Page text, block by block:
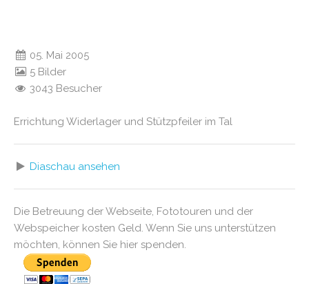
05. Mai 2005
5 Bilder
3043 Besucher
Errichtung Widerlager und Stützpfeiler im Tal
Diaschau ansehen
Die Betreuung der Webseite, Fototouren und der
Webspeicher kosten Geld. Wenn Sie uns unterstützen
möchten, können Sie hier spenden.